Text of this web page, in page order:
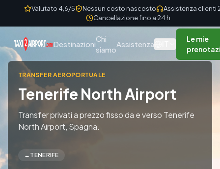
Skip to content
Valutato 4,6/5 Nessun costo nascosto
Assistenza clienti
Cancellazione fino a 24 h
Destinazioni
Chi
siamo
Assistenza
Le mie
TRANSFER AEROPORTUALE
Tenerife North Airport
Transfer privati a prezzo fisso da e verso Tenerife
North Airport, Spagna.
← TENERIFE